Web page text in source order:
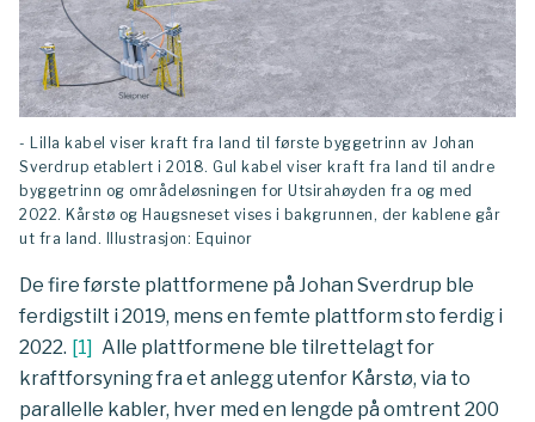
- Lilla kabel viser kraft fra land til første byggetrinn av Johan
Sverdrup etablert i 2018. Gul kabel viser kraft fra land til andre
byggetrinn og områdeløsningen for Utsirahøyden fra og med
2022. Kårstø og Haugsneset vises i bakgrunnen, der kablene går
ut fra land. Illustrasjon: Equinor
De fire første plattformene på Johan Sverdrup ble
ferdigstilt i 2019, mens en femte plattform sto ferdig i
2022. [1] Alle plattformene ble tilrettelagt for
kraftforsyning fra et anlegg utenfor Kårstø, via to
parallelle kabler, hver med en lengde på omtrent 200